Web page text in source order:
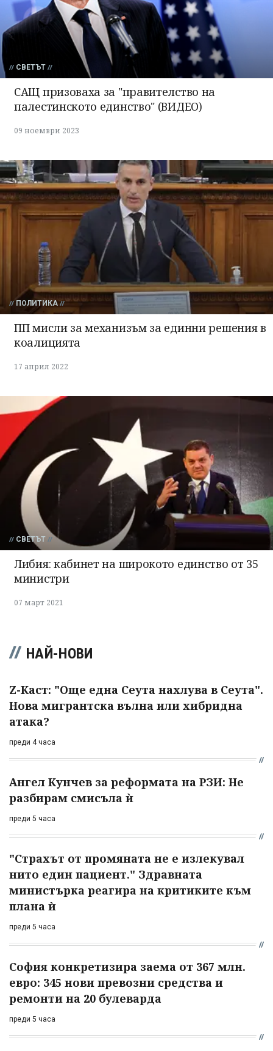
СВЕТЪТ
САЩ призоваха за "правителство на
палестинското единство" (ВИДЕО)
09 ноември 2023
ПОЛИТИКА
ПП мисли за механизъм за единни решения в
коалицията
17 април 2022
СВЕТЪТ
Либия: кабинет на широкото единство от 35
министри
07 март 2021
НАЙ-НОВИ
Z-Каст: "Още една Сеута нахлува в Сеута".
Нова мигрантска вълна или хибридна
атака?
преди 4 часа
Ангел Кунчев за реформата на РЗИ: Не
разбирам смисъла ѝ
преди 5 часа
"Страхът от промяната не е излекувал
нито един пациент." Здравната
министърка реагира на критиките към
плана ѝ
преди 5 часа
София конкретизира заема от 367 млн.
евро: 345 нови превозни средства и
ремонти на 20 булеварда
преди 5 часа